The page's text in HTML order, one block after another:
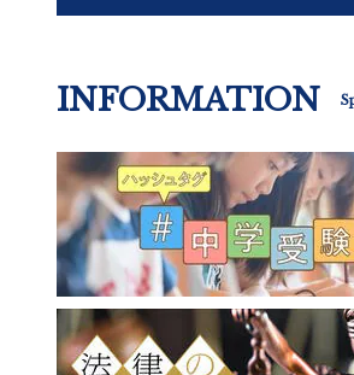
INFORMATION